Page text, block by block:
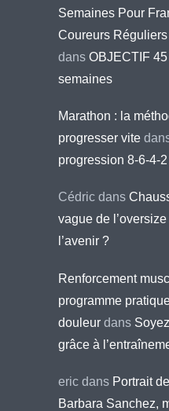
Semaines Pour
Coureurs
dans OBJECTIF
semaines
Marathon : la
progresser vite
progression 8-6-4-2
Cédric dans
vague de
l’avenir ?
Renforcement
programme
douleur dans
grâce à
eric dans Portrait
Barbara Sanchez,